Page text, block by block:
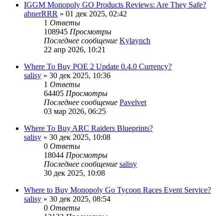
IGGM Monopoly GO Products Reviews: Are They Safe?
abnerRRR » 01 дек 2025, 02:42
1 Ответы
108945 Просмотры
Последнее сообщение Kylaynch
22 апр 2026, 10:21
Where To Buy POE 2 Update 0.4.0 Currency?
salisy » 30 дек 2025, 10:36
1 Ответы
64405 Просмотры
Последнее сообщение Pavelvet
03 мар 2026, 06:25
Where To Buy ARC Raiders Blueprints?
salisy » 30 дек 2025, 10:08
0 Ответы
18044 Просмотры
Последнее сообщение salisy
30 дек 2025, 10:08
Where to Buy Monopoly Go Tycoon Races Event Service?
salisy » 30 дек 2025, 08:54
0 Ответы